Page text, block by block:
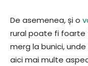
De asemenea, și o
rural poate fi foarte
merg la bunici,
aici mai multe